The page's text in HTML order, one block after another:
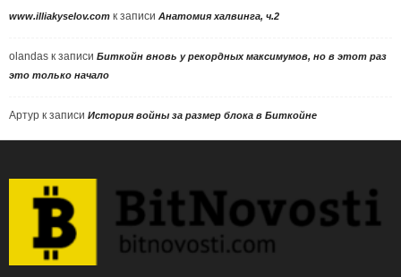
www.illiakyselov.com к записи Анатомия халвинга, ч.2
olandas к записи Биткойн вновь у рекордных максимумов, но в этот раз
это только начало
Артур к записи История войны за размер блока в Биткойне